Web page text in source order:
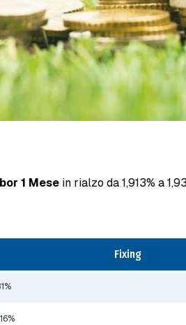
1 Mese in rialzo da 1,913% a
Fixing